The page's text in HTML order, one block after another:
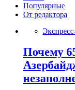
Популярные
От редактора
Почему